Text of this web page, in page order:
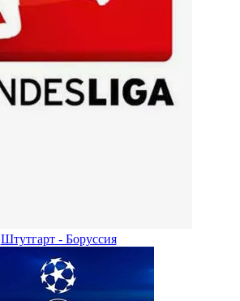
Штутгарт - Боруссия